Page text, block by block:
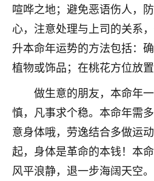
喧哗之地；避免恶语伤人，
心，注意处理与上司的关系
升本命年运势的方法包括：
植物或饰品；在桃花方位放置
做生意的朋友，本命年
慎，凡事求个稳。本命年需
意身体哦，劳逸结合多做运
起，身体是革命的本钱！本
风平浪静，退一步海阔天空
七零老顽童：我母亲前
做梦梦见她，后来也是
师，安排了超度法事，
了，一开始是半信半疑
超度，现在看来，人不
2天前 来自云南
优秀的张同学
老师收徒吗？？我对这些
2天前 来自山西